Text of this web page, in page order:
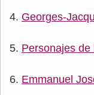
Georges-
Personajes
Emmanuel